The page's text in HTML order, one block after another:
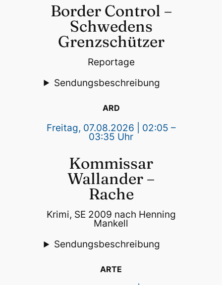
Border Control –
Schwedens
Grenzschützer
Reportage
Sendungsbeschreibung
ARD
Freitag, 07.08.2026 | 02:05 –
03:35 Uhr
Kommissar
Wallander –
Rache
Krimi, SE 2009 nach Henning
Mankell
Sendungsbeschreibung
ARTE